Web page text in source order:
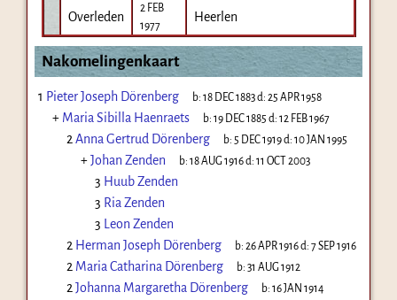
Overleden
2 FEB
1977
Heerlen
Nakomelingenkaart
1 Pieter Joseph Dörenberg b:18 DEC 1883d:25 APR 1958
+ Maria Sibilla Haenraets b:19 DEC 1885 d:12 FEB 1967
2 Anna Gertrud Dörenberg b: 5 DEC 1919d:10 JAN 1995
+Johan Zenden b:18 AUG 1916d:11 OCT 2003
3 Huub Zenden
3 Ria Zenden
3 Leon Zenden
2 Herman Joseph Dörenberg b:26 APR 1916d:7 SEP 1916
2 Maria Catharina Dörenberg b:31 AUG 1912
2 Johanna Margaretha Dörenberg b:16 JAN 1914